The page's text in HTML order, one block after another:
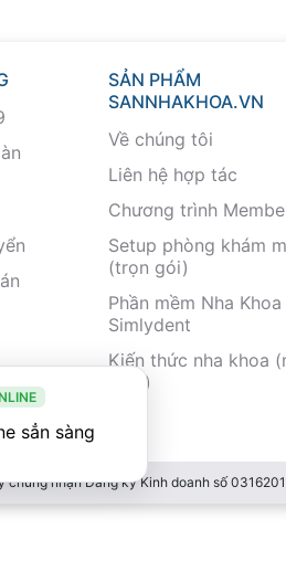
SẢN PHẨM
SANNHAKHOA.VN
Về chúng tôi
Liên hệ hợp tác
Chương trình
Setup phòng khám
(trọn gói)
Phần mềm Nha Khoa
Simlydent
Kiến thức nha khoa
nhất)
chứng nhận Đăng ký Kinh doanh số
sẳn sàng